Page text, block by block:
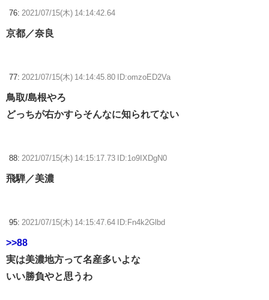
76: 2021/07/15(木) 14:14:42.64
京都／奈良
77: 2021/07/15(木) 14:14:45.80 ID:omzoED2Va
鳥取/島根やろ
どっちが右かすらそんなに知られてない
88: 2021/07/15(木) 14:15:17.73 ID:1o9IXDgN0
飛騨／美濃
95: 2021/07/15(木) 14:15:47.64 ID:Fn4k2Glbd
>>88
実は美濃地方って名産多いよな
いい勝負やと思うわ